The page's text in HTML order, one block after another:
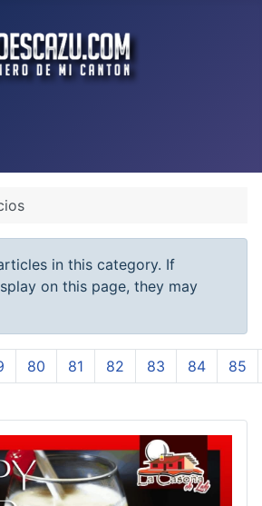
in this category. If
on this page, they may
Page 87 of 87
80 81 82 83 84 85